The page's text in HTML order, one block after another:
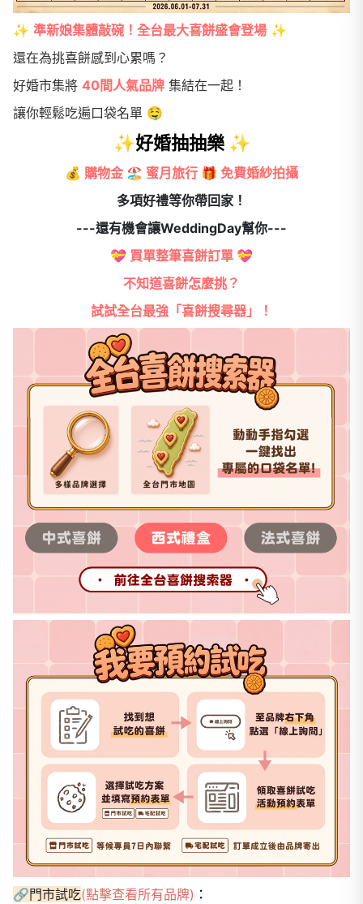
✨ 準新娘集體敲碗！全台最大喜餅盛會登場 ✨
還在為挑喜餅感到心累嗎？
好婚市集將 40間人氣品牌 集結在一起！
讓你輕鬆吃遍口袋名單 🤤
✨好婚抽抽樂 ✨
💰 購物金 🏖️ 蜜月旅行 🎁 免費婚紗拍攝
多項好禮等你帶回家！
---還有機會讓WeddingDay幫你---
💝 買單整筆喜餅訂單 💝
不知道喜餅怎麼挑？
試試全台最強「喜餅搜尋器」！
🔗門市試吃(點擊查看所有品牌) ：